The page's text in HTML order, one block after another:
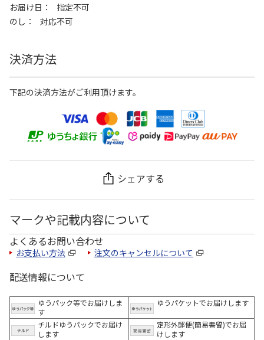
お届け日
指定不可
のし
対応不可
決済方法
下記の決済方法がご利用頂けます。
シェアする
マークや記載内容について
よくあるお問い合わせ
お支払い方法 注文のキャンセルについて
配送情報について
ゆうパック等でお届けしま
す
ゆうパケットでお届けします
チルドゆうパックでお届け
します
定形外郵便(簡易書留)でお届
けします